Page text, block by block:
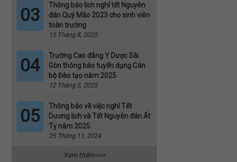
03
Thông báo lịch nghỉ tết Nguyên
đán Quý Mão 2023 cho sinh viên
toàn trường
15 Tháng 8, 2025
04
Trường Cao đẳng Y Dược Sài
Gòn thông báo tuyển dụng Cán
bộ Đào tạo năm 2025
12 Tháng 5, 2025
05
Thông báo về việc nghỉ Tết
Dương lịch và Tết Nguyên đán Ất
Tỵ năm 2025
25 Tháng 11, 2024
Xem thêm>>>